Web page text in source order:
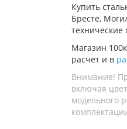
Купить
Бресте,
Магазин
расчет и в
Внимание!
включая
модельного